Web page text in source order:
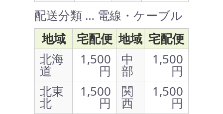
配送分類 … 電線・ケーブル
地域
宅配便 地域 宅配便
北海
道
1,500
円
中
部
1,500
円
北東
北
1,500
円
関
西
1,500
円